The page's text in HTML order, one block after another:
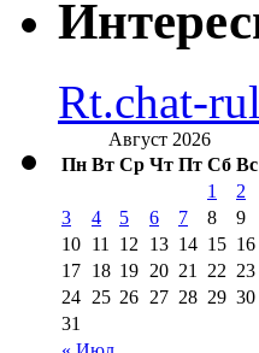
Rt.chat-
Август 2026
Пн Вт Ср Чт Пт Сб Вс
1
2
3
4 5 6 7 8
9
10 11 12 13 14 15 16
17 18 19 20 21 22 23
24 25 26 27 28 29 30
31